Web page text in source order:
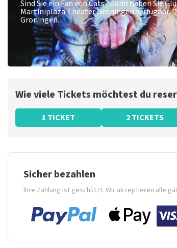
Sind Sie ein Fan von Cats? Dann haben Sie
Martiniplaza Theater Groningen verfügbar.
Groningen.
Wie viele Tickets möchtest du
1 TICKET 2 TICKETS
Sicher bezahlen
Ihre Zahlung ist geschützt. Wir akzeptieren alle